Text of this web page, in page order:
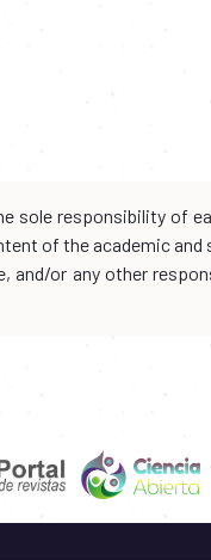
sole responsibility of
of the academic
or any other